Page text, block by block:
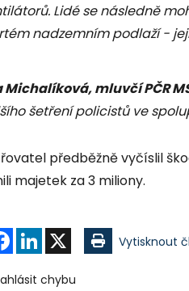
Lidé se následně
nadzemním podlaží -
Michalíková, mluvčí PČR
šetření policistů ve
předběžně vyčíslil
majetek za 3 miliony.
FacebookLinkedIn Vytisknout
chybu